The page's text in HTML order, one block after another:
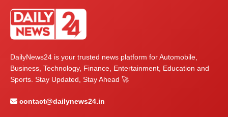
DailyNews24 is your trusted news platform for Automobile,
Business, Technology, Finance, Entertainment, Education and
Sports. Stay Updated, Stay Ahead 🚀
contact@dailynews24.in